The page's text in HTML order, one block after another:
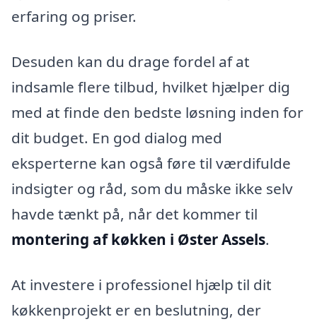
erfaring og priser.
Desuden kan du drage fordel af at
indsamle flere tilbud, hvilket hjælper dig
med at finde den bedste løsning inden for
dit budget. En god dialog med
eksperterne kan også føre til værdifulde
indsigter og råd, som du måske ikke selv
havde tænkt på, når det kommer til
montering af køkken i Øster Assels.
At investere i professionel hjælp til dit
køkkenprojekt er en beslutning, der